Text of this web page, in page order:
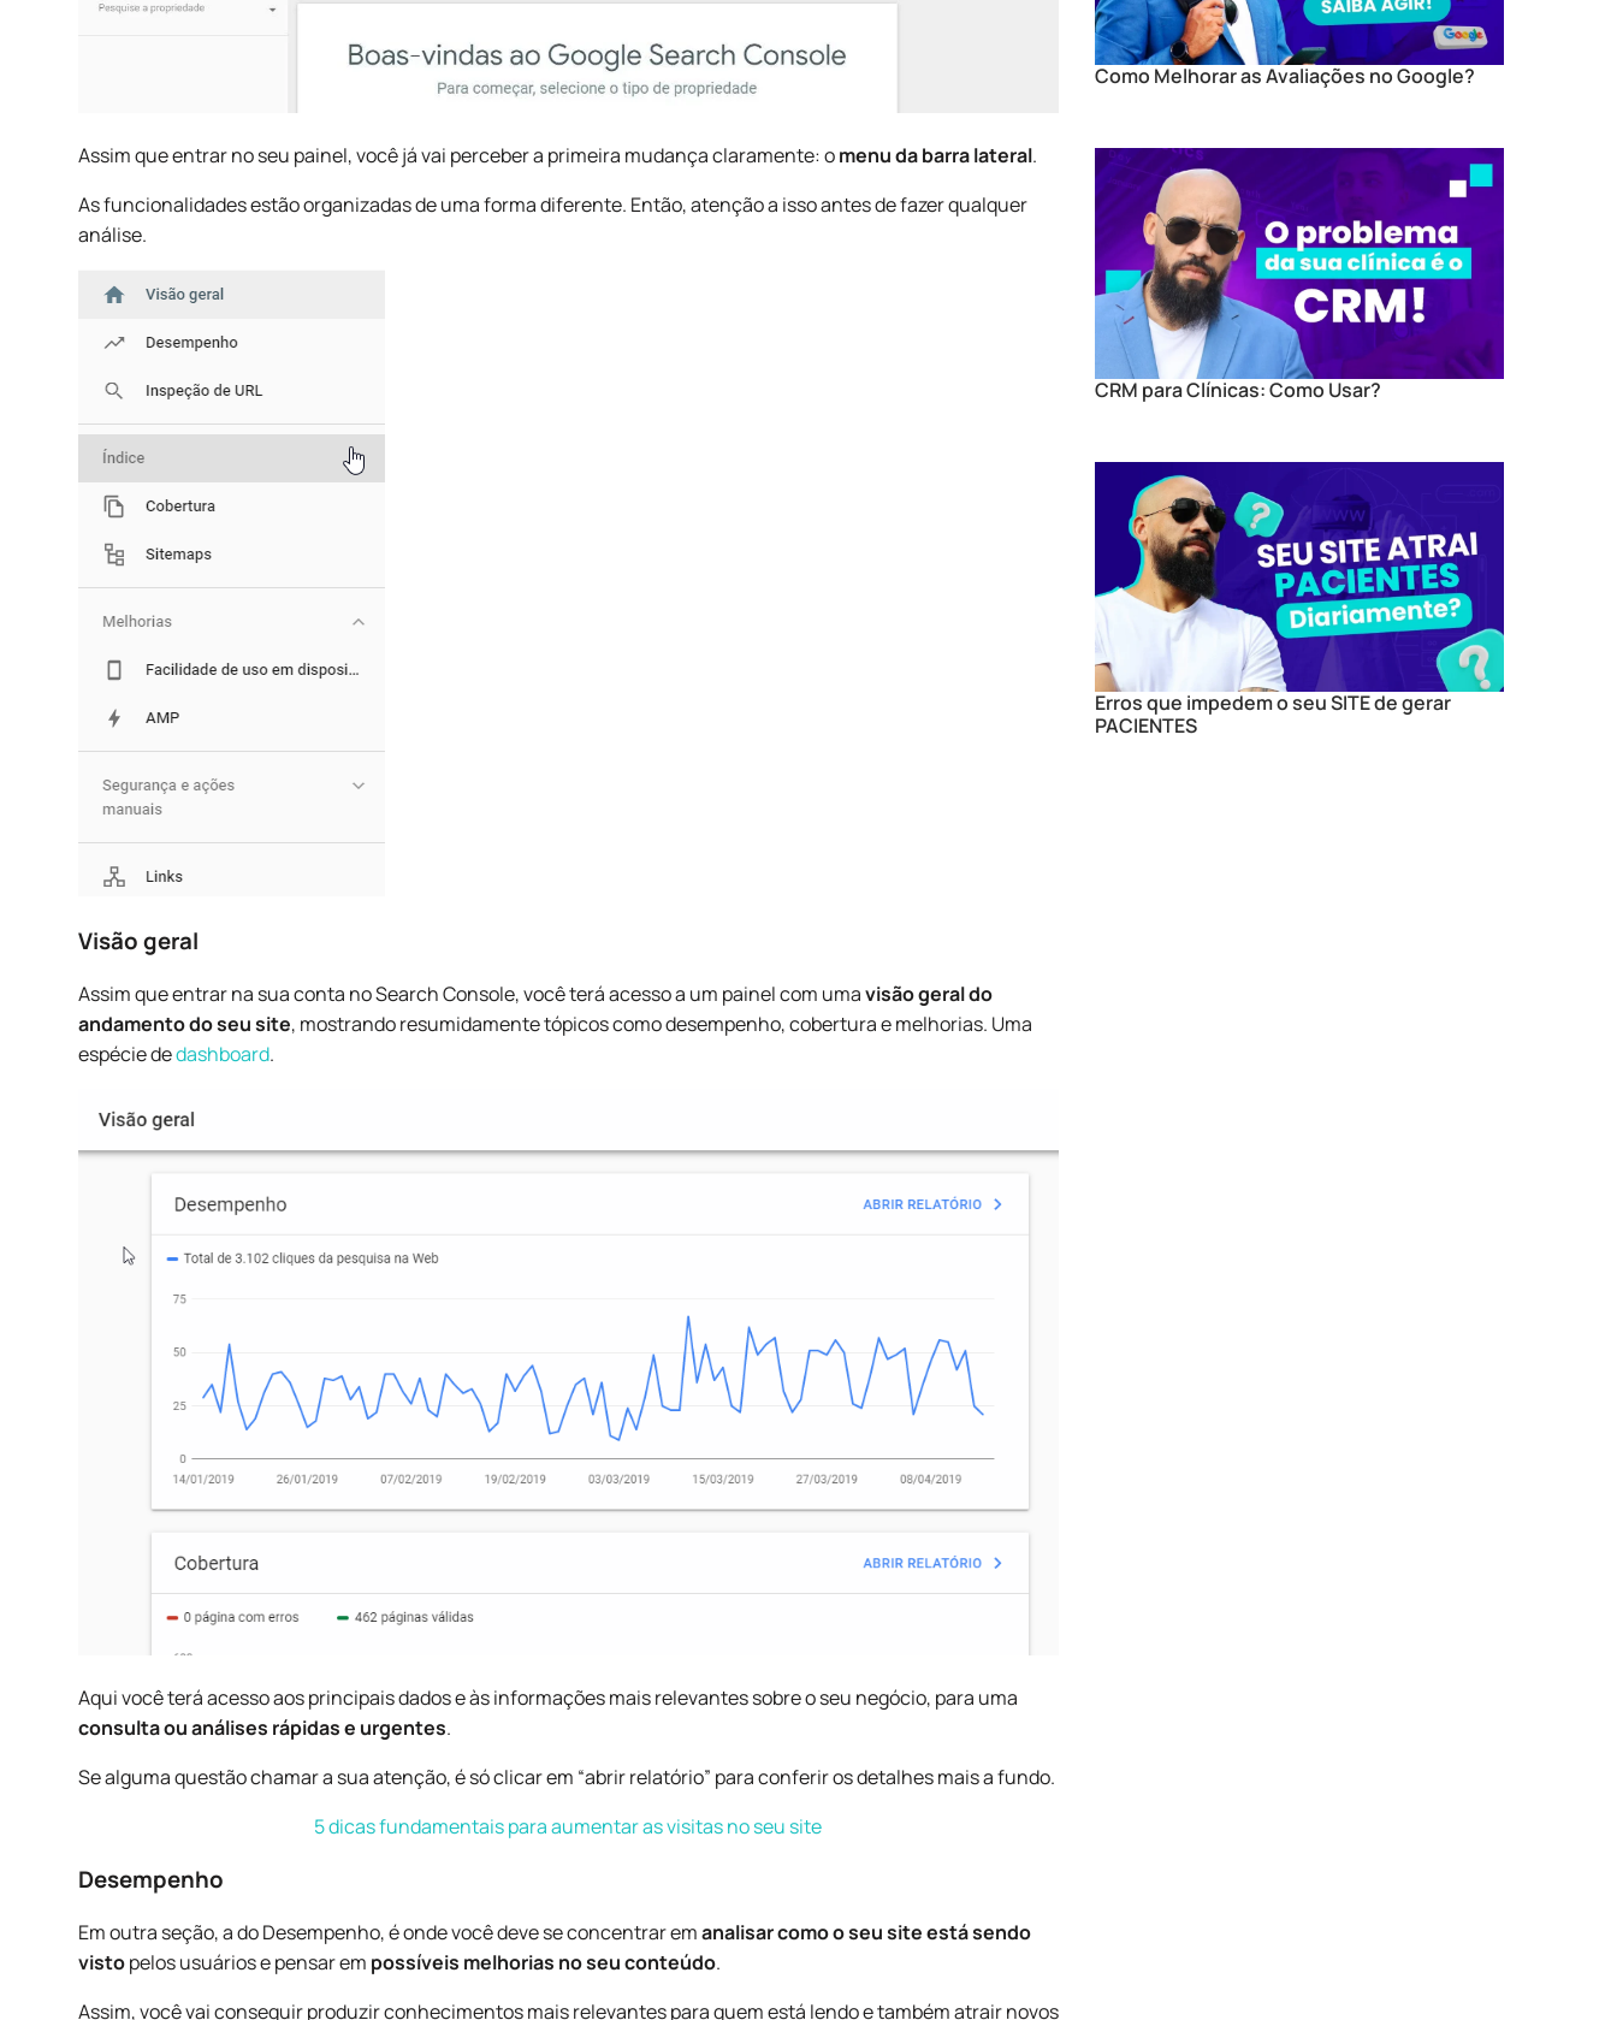
Assim que entrar no seu painel, você já vai perceber a primeira mudança claramente: omenu da barra lateral.
As funcionalidades estão organizadas de uma forma diferente. Então, atenção a isso antes de fazer qualquer
análise.
Visão geral
Assim que entrar na sua conta no Search Console, você terá acesso a um painel com umavisão geral do
andamento do seu site, mostrando resumidamente tópicos como desempenho, cobertura e melhorias. Uma
espécie dedashboard.
Aqui você terá acesso aos principais dados e às informações mais relevantes sobre o seu negócio, para uma
consulta ou análises rápidas e urgentes.
Se alguma questão chamar a sua atenção, é só clicar em “abrir relatório” para conferir os detalhes mais a fundo.
5 dicas fundamentais para aumentar as visitas no seu site
Desempenho
Em outra seção, a do Desempenho, é onde você deve se concentrar emanalisar como o seu site está sendo
vistopelos usuários e pensar em possíveis melhorias no seu conteúdo.
Assim, você vai conseguir produzir conhecimentos mais relevantes para quem está lendo e também atrair novos
Como Melhorar as Avaliações no Google?
CRM para Clínicas: Como Usar?
Erros que impedem o seu SITE de gerar
PACIENTES